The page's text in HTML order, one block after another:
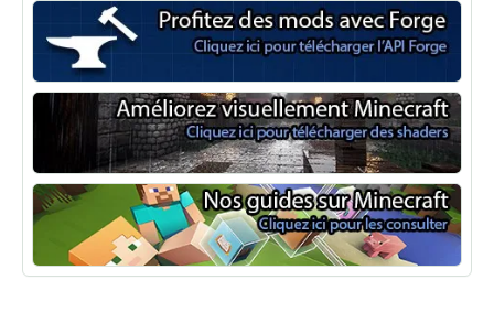
Minecraft Forge
Shaders Minecraft
Guide Minecraft